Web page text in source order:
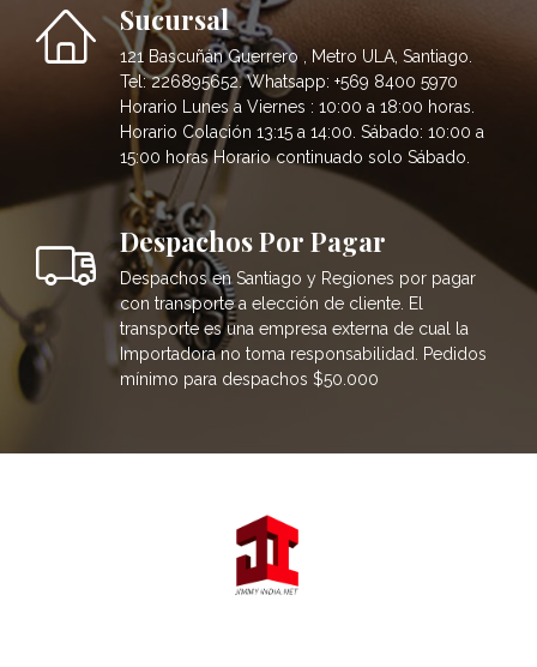
Sucursal
121 Bascuñán Guerrero , Metro ULA, Santiago.
Tel: 226895652. Whatsapp: +569 8400 5970
Horario Lunes a Viernes : 10:00 a 18:00 horas.
Horario Colación 13:15 a 14:00. Sábado: 10:00 a
15:00 horas Horario continuado solo Sábado.
Despachos Por Pagar
Despachos en Santiago y Regiones por pagar
con transporte a elección de cliente. El
transporte es una empresa externa de cual la
Importadora no toma responsabilidad. Pedidos
mínimo para despachos $50.000